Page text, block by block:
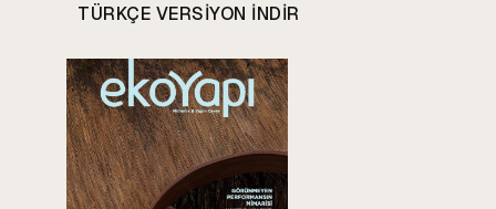
TÜRKÇE VERSIYON INDIR